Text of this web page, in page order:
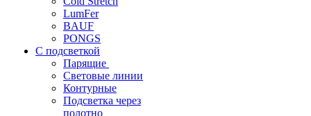
LumFer
BAUF
PONGS
С подсветкой
Парящие
Световые линии
Контурные
Подсветка через
полотно